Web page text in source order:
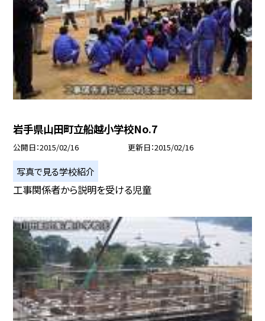
岩手県山田町立船越小学校No.7
公開日 2015/02/16 更新日 2015/02/16
写真で見る学校紹介
工事関係者から説明を受ける児童